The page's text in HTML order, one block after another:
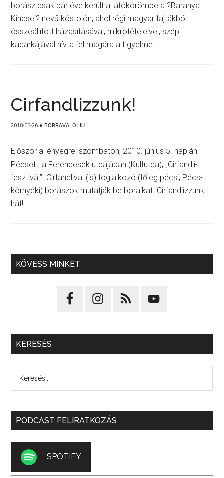
borász csak pár éve került a látókörömbe a ?Baranya
Kincsei? nevű kóstolón, ahol régi magyar fajtákból
összeállított házasításával, mikrotételeivel, szép
kadarkájával hívta fel magára a figyelmet.
Cirfandlizzunk!
2010-05-26 ● BORRAVALO.HU
Először a lényegre: szombaton, 2010. június 5. napján
Pécsett, a Ferencesek utcájában (Kultutca), „Cirfandli-
fesztivál”. Cirfandlival (is) foglalkozó (főleg pécsi, Pécs-
környéki) borászok mutatják be boraikat. Cirfandlizzunk
hát!
KÖVESS MINKET
KERESÉS
PODCAST FELIRATKOZÁS
SPOTIFY